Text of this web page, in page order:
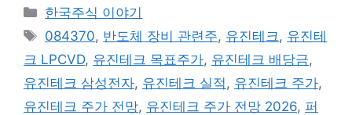
카
테
리
한국주식 이야기
태
그
084370, 반도체 장비 관련주, 유진테크 , 유진테
크 LPCVD, 유진테크 목표주가, 유진테크 배당금,
유진테크 삼성전자, 유진테크 실적 , 유진테크 주가,
유진테크 주가 전망, 유진테크 주가 전망 2026, 퍼